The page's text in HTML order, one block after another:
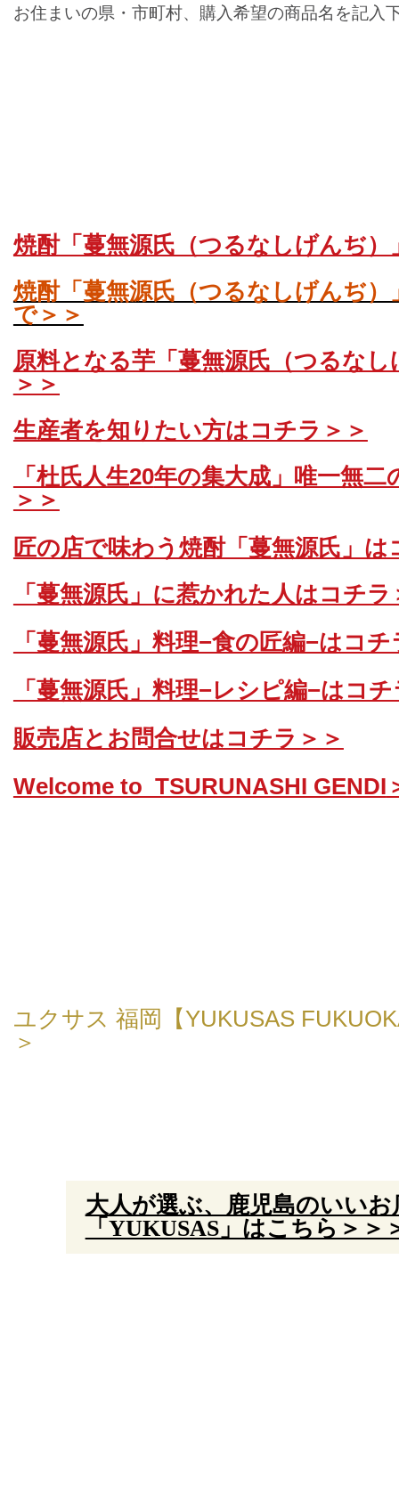
お住まいの県・市町村、購入希望の商品名を記入
焼酎「蔓無源氏（つるなしげんぢ）
焼酎「蔓無源氏（つるなしげんぢ
で＞＞
原料となる芋「蔓無源氏（つるな
＞＞
生産者を知りたい方はコチラ＞＞
「杜氏人生20年の集大成」唯一無二
＞＞
匠の店で味わう焼酎「蔓無源氏」は
「蔓無源氏」に惹かれた人はコチラ
「蔓無源氏」料理−食の匠編−はコチ
「蔓無源氏」料理−レシピ編−はコ
販売店とお問合せはコチラ＞＞
Welcome to TSURUNASHI GENDI
ユクサス 福岡【YUKUSAS
＞
大人が選ぶ、鹿児島のいい
「YUKUSAS」はこちら＞＞